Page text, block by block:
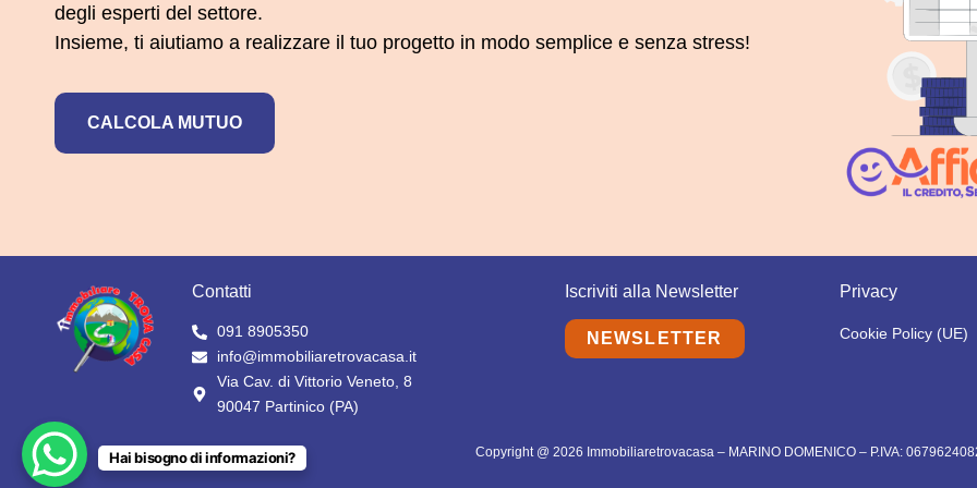
degli esperti del settore.
Insieme, ti aiutiamo a realizzare il tuo progetto in modo semplice e senza stress!
CALCOLA MUTUO
Contatti
091 8905350
info@immobiliaretrovacasa.it
Via Cav. di Vittorio Veneto, 8
90047 Partinico (PA)
Iscriviti alla Newsletter
NEWSLETTER
Privacy
Cookie Policy (UE)
Copyright @ 2026 Immobiliaretrovacasa – MARINO DOMENICO – P.IVA:
Hai bisogno di informazioni?